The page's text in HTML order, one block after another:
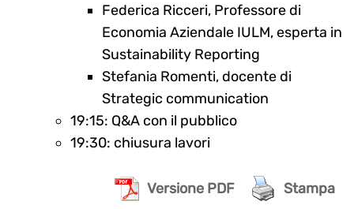
Federica Ricceri, Professore di
Economia Aziendale IULM, esperta in
Sustainability Reporting
Stefania Romenti, docente di
Strategic communication
19:15: Q&A con il pubblico
19:30: chiusura lavori
Versione PDF Stampa